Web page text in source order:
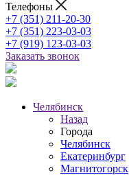
Телефоны
+7 (351) 211-20-30
+7 (351) 223-03-03
+7 (919) 123-03-03
Заказать звонок
Челябинск
Назад
Города
Челябинск
Екатеринбург
Магнитогорск